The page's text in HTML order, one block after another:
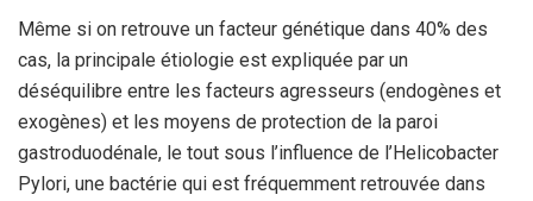
Même si on retrouve un facteur génétique dans 40% des
cas, la principale étiologie est expliquée par un
déséquilibre entre les facteurs agresseurs (endogènes et
exogènes) et les moyens de protection de la paroi
gastroduodénale, le tout sous l’influence de l’Helicobacter
Pylori, une bactérie qui est fréquemment retrouvée dans